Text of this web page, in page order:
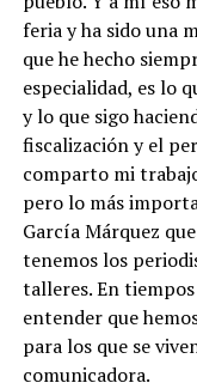
feria y ha sido una
que he hecho
especialidad, es lo
y lo que sigo
fiscalización y el
comparto mi
pero lo más
García Márquez
tenemos los
talleres. En
entender que
para los que se
comunicadora.